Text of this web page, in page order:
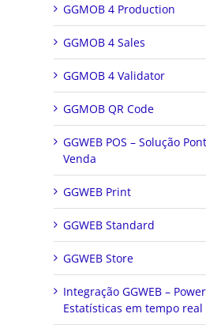
GGMOB 4 Production
GGMOB 4 Sales
GGMOB 4 Validator
GGMOB QR Code
GGWEB POS – Solução
Venda
GGWEB Print
GGWEB Standard
GGWEB Store
Integração GGWEB –
Estatísticas em tempo real